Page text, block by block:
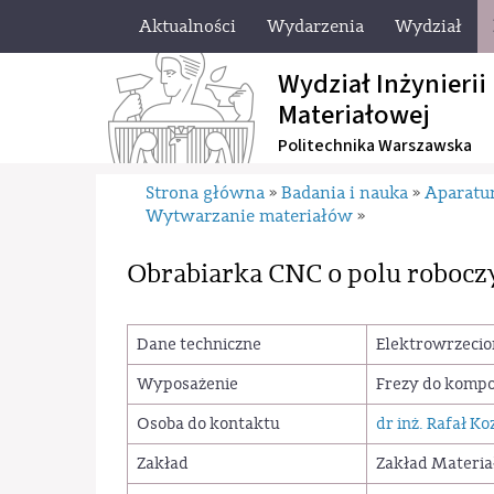
Aktualności Wydarzenia Wydział
Wydział Inżynierii
Materiałowej
Politechnika Warszawska
Strona główna » Badania i nauka »
Wytwarzanie materiałów »
Obrabiarka CNC o polu
Dane techniczne
Wyposażenie
Frezy do
Osoba do kontaktu
dr inż. Rafał
Zakład
Zakład